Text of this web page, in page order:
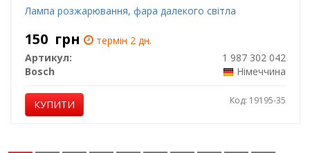
Лампа розжарювання, фара далекого світла
150 грн
термін 2 дн.
Артикул:
1 987 302 042
Bosch
Німеччина
КУПИТИ Код: 19195-35